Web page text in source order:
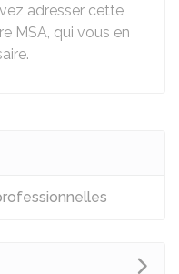
adresser cette
MSA, qui vous en